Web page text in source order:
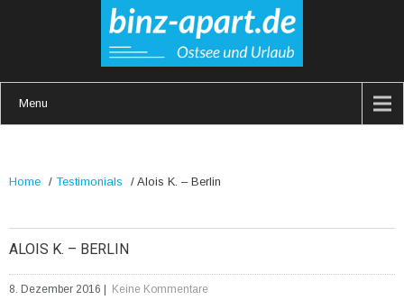
Menu
Home / Testimonials / Alois K. – Berlin
ALOIS K. – BERLIN
8. Dezember 2016 | Keine Kommentare